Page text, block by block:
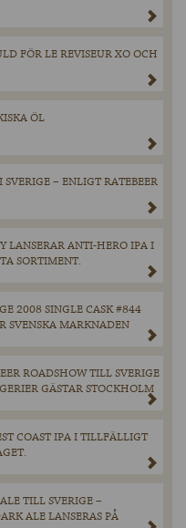
FÖR LE REVISEUR XO OCH
ÖL
– ENLIGT RATEBEER
LANSERAR ANTI-HERO IPA I
SORTIMENT.
2008 SINGLE CASK #844
SVENSKA MARKNADEN
ROADSHOW TILL SVERIGE
GÄSTAR STOCKHOLM
COAST IPA I TILLFÄLLIGT
TILL SVERIGE –
ALE LANSERAS PÅ